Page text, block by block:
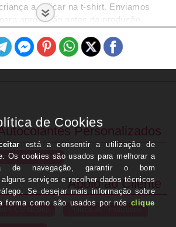
a aplicar na t-shirt. Enviamos
aprovação antes da produção.
grandes quantidades. Para alguma
nos através do número 934 511 619 ou
Personalizados
os autocolantes
Apoio ao Cliente
Política de Privacidade